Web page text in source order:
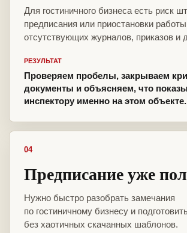
Для гостиничного бизнеса есть риск
предписания или приостановки
отсутствующих журналов, приказов и
РЕЗУЛЬТАТ
Проверяем пробелы, закрываем
документы и объясняем, что
инспектору именно на этом объекте.
04
Предписание уже
Нужно быстро разобрать замечания
по гостиничному бизнесу и
без хаотичных скачанных шаблонов.